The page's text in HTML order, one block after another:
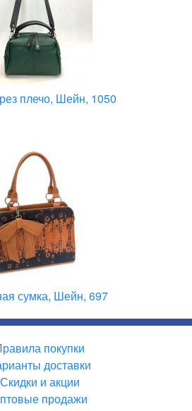
плечо, Шейн, 1050
сумка, Шейн, 697
покупки
доставки
Скидки и акции
продажи